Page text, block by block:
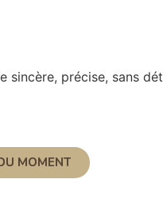
sincère, précise, sans
MOMENT